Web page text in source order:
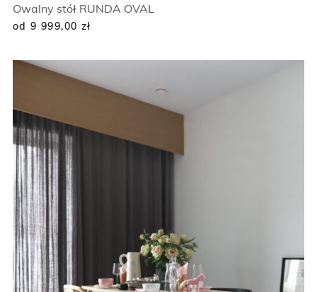
Owalny stół RUNDA OVAL
od 9 999,00 zł